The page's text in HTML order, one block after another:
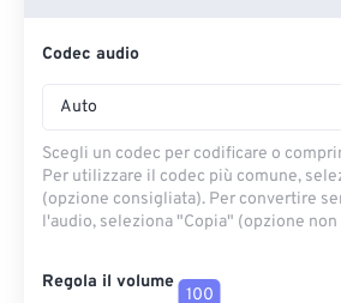
Codec audio
Auto
Scegli un codec per codificare o
Per utilizzare il codec più comune,
(opzione consigliata). Per convertire
l'audio, seleziona "Copia" (opzione
Regola il volume
100